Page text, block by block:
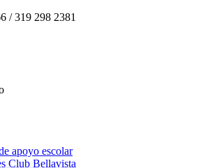
/ 319 298 2381
apoyo escolar
Club Bellavista